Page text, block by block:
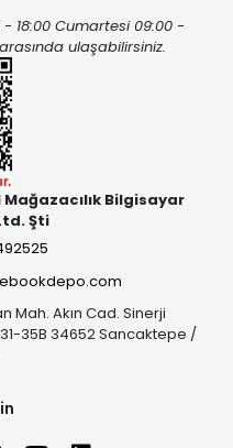
18:00 Cumartesi 09:00 -
ulaşabilirsiniz.
Bilgisayar
Şti
Mah. Akın Cad. Sinerji
35B 34652 Sancaktepe /